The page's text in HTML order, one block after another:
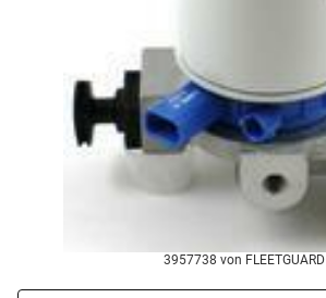
3957738 von FLEETGUARD